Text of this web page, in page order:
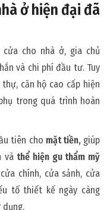
ở hiện đại đã
cho nhà ở, gia chủ
và chi phí đầu tư. Tuy
căn hộ cao cấp hiện
trong quá trình hoàn
tiên cho mặt tiền,giúp
và thể hiện gu thẩm mỹ
chính, cửa sảnh, cửa
tố thiết kế ngày càng
dụng.